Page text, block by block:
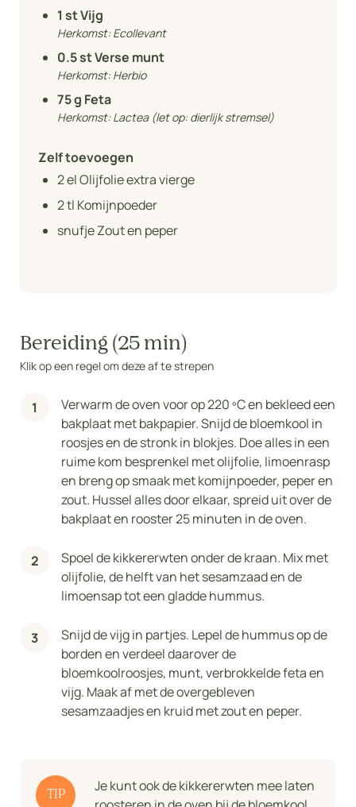
1 st Vijg
Herkomst:Ecollevant
0.5st Verse munt
Herkomst:Herbio
75g Feta
Herkomst:Lactea (let op: dierlijk stremsel)
Zelf toevoegen
2el Olijfolie extra vierge
2tl Komijnpoeder
snufje Zout en peper
Bereiding (25 min)
Klik op een regel om deze af te strepen
Verwarm de oven voor op 220 ºC en bekleed een
bakplaat met bakpapier. Snijd de bloemkool in
roosjes en de stronk in blokjes. Doe alles in een
ruime kom besprenkel met olijfolie, limoenrasp
en breng op smaak met komijnpoeder, peper en
zout. Hussel alles door elkaar, spreid uit over de
bakplaat en rooster 25 minuten in de oven.
Spoel de kikkererwten onder de kraan. Mix met
olijfolie, de helft van het sesamzaad en de
limoensap tot een gladde hummus.
Snijd de vijg in partjes. Lepel de hummus op de
borden en verdeel daarover de
bloemkoolroosjes, munt, verbrokkelde feta en
vijg. Maak af met de overgebleven
sesamzaadjes en kruid met zout en peper.
TIP
Je kunt ook de kikkererwten mee laten